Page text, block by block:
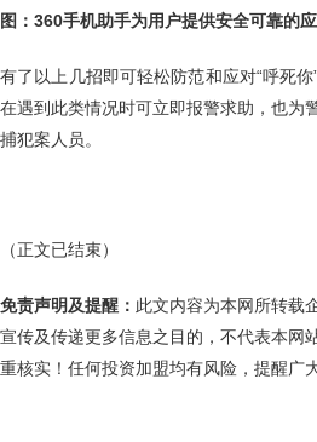
图：360手机助手为用户提供安全可靠的
有了以上几招即可轻松防范和应对“呼死
在遇到此类情况时可立即报警求助，也为
捕犯案人员。
（正文已结束）
免责声明及提醒： 此文内容为本网所转载
宣传及传递更多信息之目的，不代表本网
重核实！任何投资加盟均有风险，提醒广